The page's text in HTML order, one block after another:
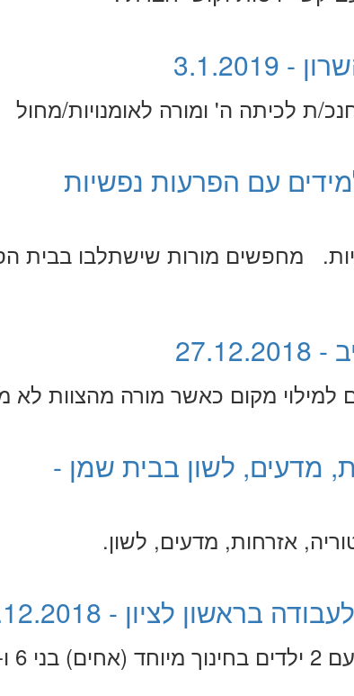
ת לכיתה ה' ומורה לאומנויות/מחול
עם הפרעות נפשיות
מחפשים מורות שישתלבו בבית
למילוי מקום כאשר מורה מהצוות לא
מדעים, לשון בבית שמן -
אזרחות, מדעים, לשון.
לציון - 25.12.2018
ו-8